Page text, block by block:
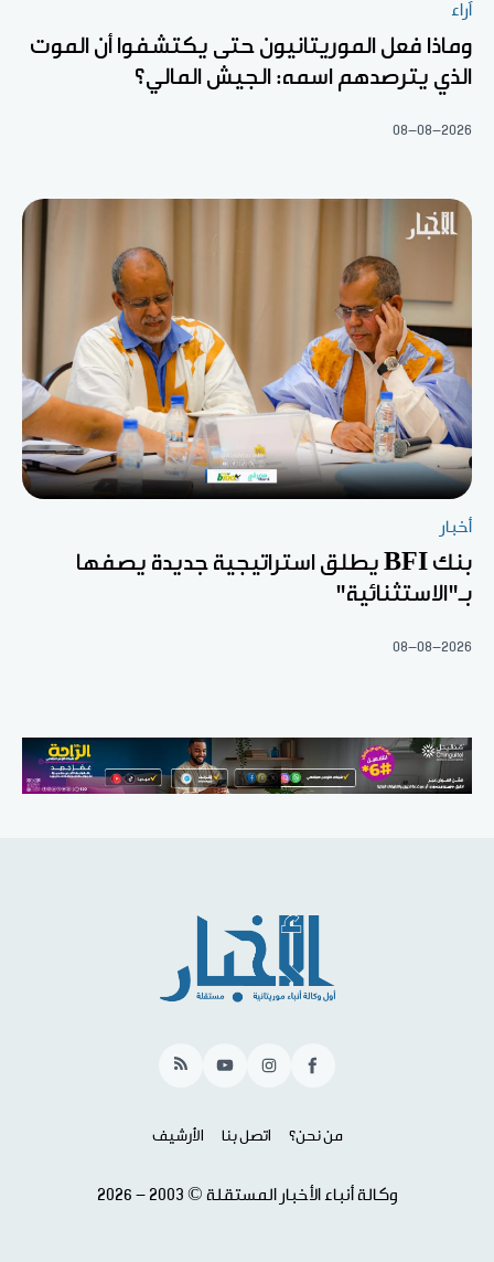
آراء
وماذا فعل الموريتانيون حتى يكتشفوا أن الموت
الذي يترصدهم اسمه: الجيش المالي؟
08-08-2026
أخبار
بنك BFI يطلق استراتيجية جديدة يصفها
بـ"الاستثنائية"
08-08-2026
Facebook
Instagram
YouTube
RSS
من نحن؟ اتصل بنا الأرشيف
وكالة أنباء الأخبار المستقلة © 2003 - 2026